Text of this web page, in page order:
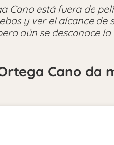
Cano está fuera de
y ver el alcance de
aún se desconoce
Cano da